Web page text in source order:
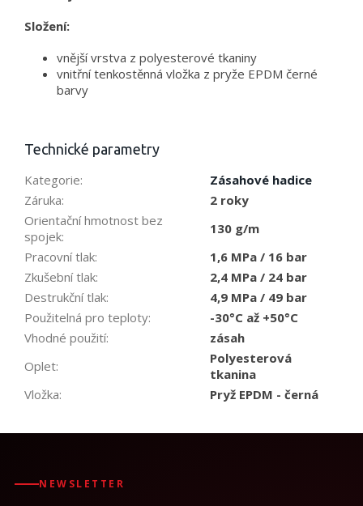
Složení:
vnější vrstva z polyesterové tkaniny
vnitřní tenkostěnná vložka z pryže EPDM černé
barvy
Technické parametry
Kategorie:
Zásahové hadice
Záruka:
2 roky
Orientační hmotnost bez
spojek:
130 g/m
Pracovní tlak:
1,6 MPa / 16 bar
Zkušební tlak:
2,4 MPa / 24 bar
Destrukční tlak:
4,9 MPa / 49 bar
Použitelná pro teploty:
-30°C až +50°C
Vhodné použití:
zásah
Oplet:
Polyesterová
tkanina
Vložka: Pryž EPDM - černá
NEWSLETTER